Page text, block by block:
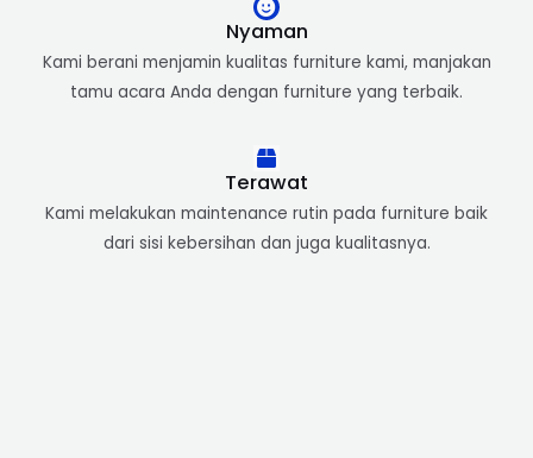
Nyaman
Kami berani menjamin kualitas furniture kami, manjakan
tamu acara Anda dengan furniture yang terbaik.
Terawat
Kami melakukan maintenance rutin pada furniture baik
dari sisi kebersihan dan juga kualitasnya.